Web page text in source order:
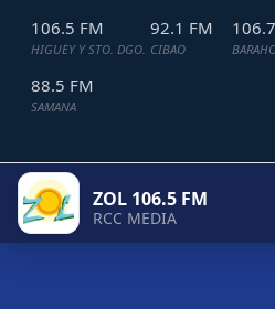
106.5 FM
HIGUEY Y STO. DGO.
92.1 FM
CIBAO
88.5 FM
SAMANA
TODOS LOS DERECHOS
ZOL 106.5 FM
RCC MEDIA